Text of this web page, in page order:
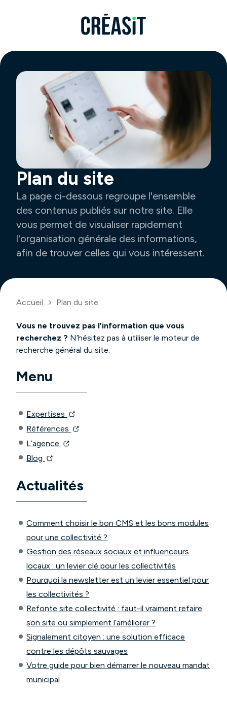
Plan du site
La page ci-dessous regroupe l'ensemble
des contenus publiés sur notre site. Elle
vous permet de visualiser rapidement
l'organisation générale des informations,
afin de trouver celles qui vous intéressent.
Accueil Plan du site
Vous ne trouvez pas l’information que vous
recherchez ? N’hésitez pas à utiliser le moteur de
recherche général du site.
Menu
Expertises
Références
L’agence
Blog
Actualités
Comment choisir le bon CMS et les bons modules
pour une collectivité ?
Gestion des réseaux sociaux et influenceurs
locaux : un levier clé pour les collectivités
Pourquoi la newsletter est un levier essentiel pour
les collectivités ?
Refonte site collectivité : faut-il vraiment refaire
son site ou simplement l’améliorer ?
Signalement citoyen : une solution efficace
contre les dépôts sauvages
Votre guide pour bien démarrer le nouveau mandat
municipal